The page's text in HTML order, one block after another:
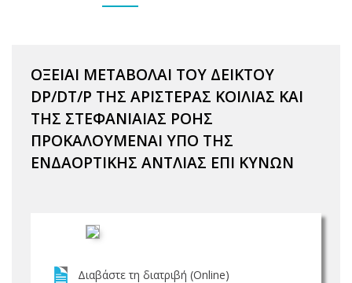
ΟΞΕΙΑΙ ΜΕΤΑΒΟΛΑΙ ΤΟΥ ΔΕΙΚΤΟΥ
DP/DT/P ΤΗΣ ΑΡΙΣΤΕΡΑΣ ΚΟΙΛΙΑΣ ΚΑΙ
ΤΗΣ ΣΤΕΦΑΝΙΑΙΑΣ ΡΟΗΣ
ΠΡΟΚΑΛΟΥΜΕΝΑΙ ΥΠΟ ΤΗΣ
ΕΝΔΑΟΡΤΙΚΗΣ ΑΝΤΛΙΑΣ ΕΠΙ ΚΥΝΩΝ
Διαβάστε τη διατριβή (Online)